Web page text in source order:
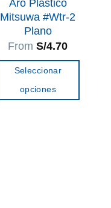
Aro Plastico
Mitsuwa #Wtr-2
Plano
FromS/4.70
Seleccionar
opciones